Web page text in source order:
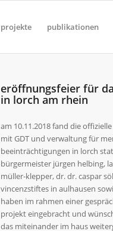
projekte publikationen
eröffnungsfeier für
in lorch am rhein
am 10.11.2018 fand die
mit GDT und verwaltung für
beeinträchtigungen in lorch
bürgermeister jürgen helbing,
müller-klepper, dr. dr. caspar
vincenzstiftes in aulhausen
haben im rahmen einer
projekt eingebracht und
das miteinander im haus